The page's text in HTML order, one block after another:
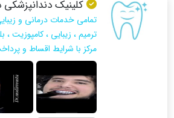
كلينيك دندانپزشكى
تمامى خدمات درمانى و
ترميم ، زيبايى ، كامپوزيت
مركز با شرايط اقساط و